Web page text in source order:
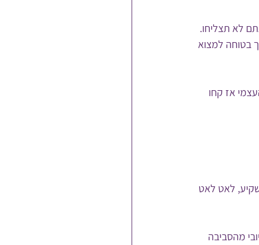
לא תצליחו.
בטוחה למצוא
אז קחו
לאט לאט
מהסביבה